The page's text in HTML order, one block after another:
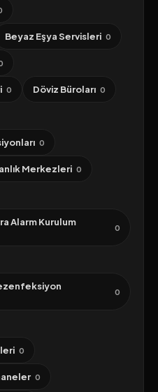
Beyaz Eşya Servisleri 0
0 Döviz Büroları 0
0
Merkezleri 0
Alarm Kurulum
0
0
0
0